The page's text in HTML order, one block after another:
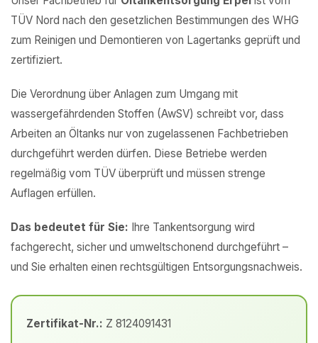
TÜV Nord nach den gesetzlichen Bestimmungen des WHG
zum Reinigen und Demontieren von Lagertanks geprüft und
zertifiziert.
Die Verordnung über Anlagen zum Umgang mit
wassergefährdenden Stoffen (AwSV) schreibt vor, dass
Arbeiten an Öltanks nur von zugelassenen Fachbetrieben
durchgeführt werden dürfen. Diese Betriebe werden
regelmäßig vom TÜV überprüft und müssen strenge
Auflagen erfüllen.
Das bedeutet für Sie: Ihre Tankentsorgung wird
fachgerecht, sicher und umweltschonend durchgeführt –
und Sie erhalten einen rechtsgültigen Entsorgungsnachweis.
Zertifikat-Nr.: Z 8124091431